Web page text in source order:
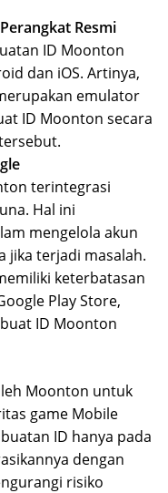
Resmi
ID Moonton
dan iOS. Artinya,
emulator
ID Moonton secara
terintegrasi
Hal ini
mengelola akun
jika terjadi masalah.
keterbatasan
Play Store,
ID Moonton
Moonton untuk
game Mobile
ID hanya pada
dengan
risiko